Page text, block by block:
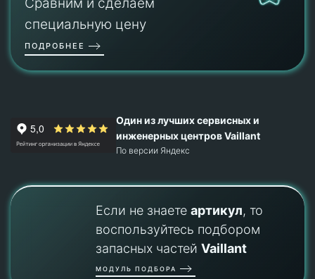
Сравним и сделаем
специальную цену
ПОДРОБНЕЕ
Один из лучших сервисных и
инженерных центров Vaillant
По версии Яндекс
Если не знаете артикул, то
воспользуйтесь подбором
запасных частей Vaillant
МОДУЛЬ ПОДБОРА